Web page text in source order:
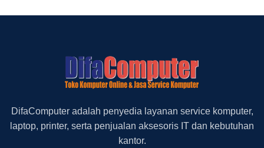
DifaComputer adalah penyedia layanan service komputer,
laptop, printer, serta penjualan aksesoris IT dan kebutuhan
kantor.